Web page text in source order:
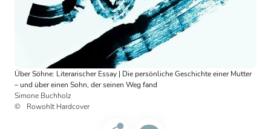
Über Söhne: Literarischer Essay | Die persönliche Geschichte einer Mutter
– und über einen Sohn, der seinen Weg fand
Simone Buchholz
Rowohlt Hardcover